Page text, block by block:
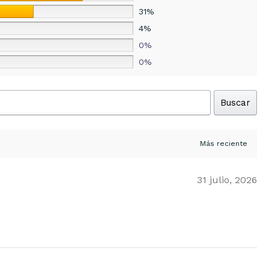
31%
4%
0%
0%
Buscar
31 julio, 2026